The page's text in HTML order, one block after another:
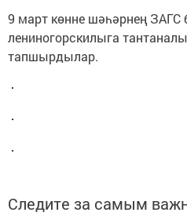
9 март көнне шәһәрнең ЗАГС
лениногорскилыга
тапшырдылар.
Следите за самым